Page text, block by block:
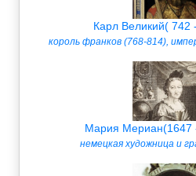
Карл Великий( 742
король франков (768-814),
Мария Мериан(1647
немецкая художница и